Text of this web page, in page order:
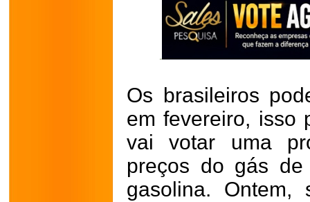
Os brasileiros
em fevereiro, isso
vai votar uma
preços do gás
gasolina. Ontem,